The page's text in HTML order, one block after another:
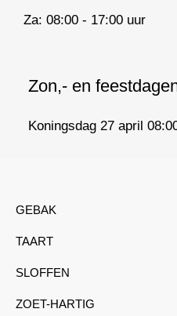
Za: 08:00 - 17:00 uur
Zon,- en
Koningsdag 27 april
GEBAK
TAART
SLOFFEN
ZOET-HARTIG